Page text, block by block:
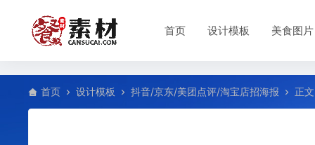
首页 设计模板 美食图片
首页 设计模板 抖音/京东/美团点评/淘宝店招海报 正文